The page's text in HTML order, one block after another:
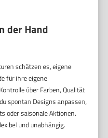
der Hand
schätzen es, eigene
für ihre eigene
über Farben, Qualität
spontan Designs anpassen,
oder saisonale Aktionen.
und unabhängig.